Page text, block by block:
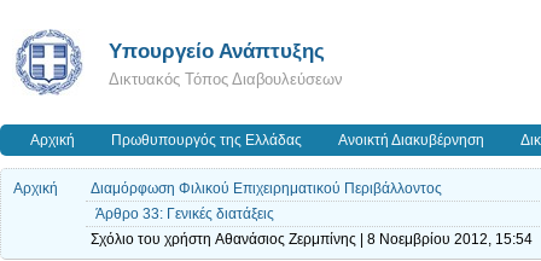
Υπουργείο Ανάπτυξης
Δικτυακός Τόπος Διαβουλεύσεων
Αρχική Πρωθυπουργός της Ελλάδας Ανοικτή Διακυβέρνηση
Αρχική
Διαμόρφωση Φιλικού Επιχειρηματικού Περιβάλλοντος
Άρθρο 33: Γενικές διατάξεις
Σχόλιο του χρήστη Aθανάσιος Ζερμπίνης | 8 Νοεμβρίου 2012, 15:54